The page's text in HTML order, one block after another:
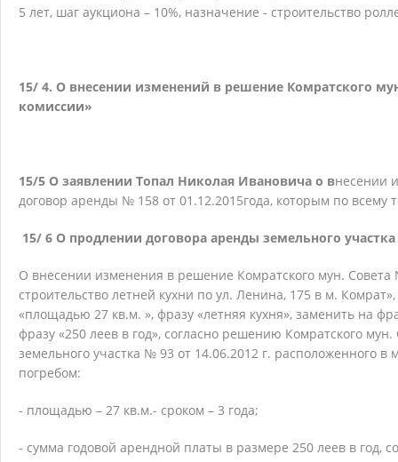
5 лет, шаг аукциона – 10%, назначение - строительство
15/ 4. О внесении изменений в решение Комратского
комиссии»
15/5 О заявлении Топал Николая Ивановича о внесении
договор аренды № 158 от 01.12.2015года, которым по
15/ 6 О продлении договора аренды земельного участка
О внесении изменения в решение Комратского мун.
строительство летней кухни по ул. Ленина, 175 в м.
«площадью 27 кв.м. », фразу «летняя кухня», заменить на
фразу «250 леев в год», согласно решению Комратского
земельного участка № 93 от 14.06.2012 г. расположенного
погребом:
- площадью – 27 кв.м.- сроком – 3 года;
- сумма годовой арендной платы в размере 250 леев в год,